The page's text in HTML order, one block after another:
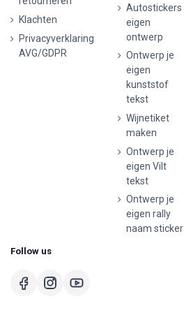
Klachten
Privacyverklaring
AVG/GDPR
Autostickers
eigen
ontwerp
Ontwerp je
eigen
kunststof
tekst
Wijnetiket
maken
Ontwerp je
eigen Vilt
tekst
Ontwerp je
eigen rally
naam sticker
Follow us